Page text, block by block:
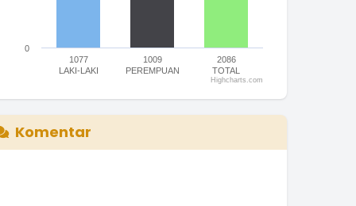
1077
LAKI-LAKI
1009
PEREMPUAN
2086
TOTAL
0
Highcharts.com
Komentar